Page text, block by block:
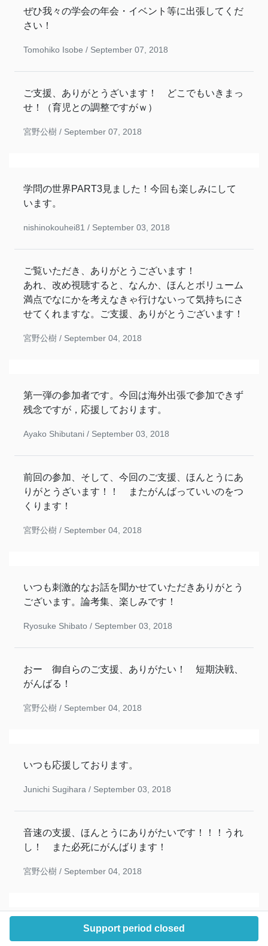
ぜひ我々の学会の年会・イベント等に出張してくだ
さい！
Tomohiko Isobe / September 07, 2018
ご支援、ありがとうざいます！ どこでもいきまっ
せ！（育児との調整ですがｗ）
宮野公樹 / September 07, 2018
学問の世界PART3見ました！今回も楽しみにして
います。
nishinokouhei81 / September 03, 2018
ご覧いただき、ありがとうございます！
あれ、改め視聴すると、なんか、ほんとボリューム
満点でなにかを考えなきゃ行けないって気持ちにさ
せてくれますな。ご支援、ありがとうございます！
宮野公樹 / September 04, 2018
第一弾の参加者です。今回は海外出張で参加できず
残念ですが，応援しております。
Ayako Shibutani / September 03, 2018
前回の参加、そして、今回のご支援、ほんとうにあ
りがとうざいます！！ またがんばっていいのをつ
くります！
宮野公樹 / September 04, 2018
いつも刺激的なお話を聞かせていただきありがとう
ございます。論考集、楽しみです！
Ryosuke Shibato / September 03, 2018
おー 御自らのご支援、ありがたい！ 短期決戦、
がんばる！
宮野公樹 / September 04, 2018
いつも応援しております。
Junichi Sugihara / September 03, 2018
音速の支援、ほんとうにありがたいです！！！うれ
し！ また必死にがんばります！
宮野公樹 / September 04, 2018
応援してます。記録映像のUPを楽しみにしており
ます。
Support period closed